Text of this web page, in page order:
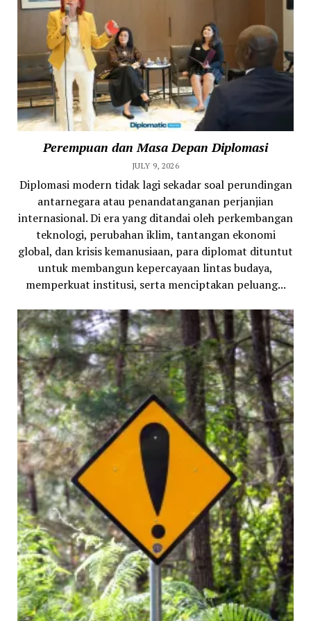
Perempuan dan Masa Depan Diplomasi
JULY 9, 2026
Diplomasi modern tidak lagi sekadar soal perundingan
antarnegara atau penandatanganan perjanjian
internasional. Di era yang ditandai oleh perkembangan
teknologi, perubahan iklim, tantangan ekonomi
global, dan krisis kemanusiaan, para diplomat dituntut
untuk membangun kepercayaan lintas budaya,
memperkuat institusi, serta menciptakan peluang...